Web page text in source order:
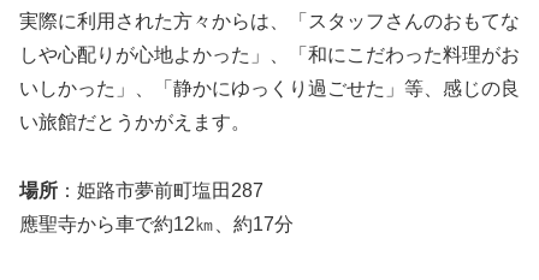
実際に利用された方々からは、「スタッフさんのおもてな
しや心配りが心地よかった」、「和にこだわった料理がお
いしかった」、「静かにゆっくり過ごせた」等、感じの良
い旅館だとうかがえます。
場所 ：姫路市夢前町塩田287
應聖寺から車で約12㎞、約17分